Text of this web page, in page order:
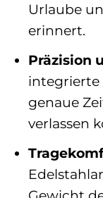
Urlaube
erinnert.
Präzision
integrierte
genaue
verlassen